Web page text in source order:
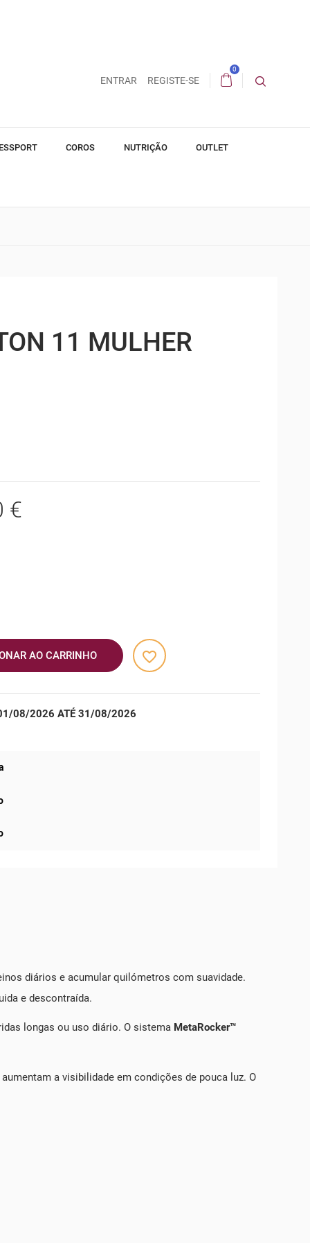
ENTRAR REGISTE-SE
0
COROS NUTRIÇÃO OUTLET
11 MULHER
€
AO CARRINHO favorite_border
01/08/2026 ATÉ 31/08/2026
diários e acumular quilómetros com suavidade.
e descontraída.
longas ou uso diário. O sistema MetaRocker™
a visibilidade em condições de pouca luz. O